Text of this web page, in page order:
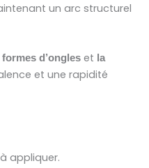
un arc structurel
formes d’ongles et la
et une rapidité
appliquer.